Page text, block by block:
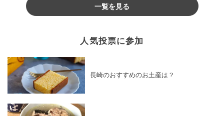
一覧を見る
人気投票に参加
長崎のおすすめのお土産は？